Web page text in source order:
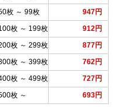
枚 ～ 99枚
947円
枚 ～ 199枚
912円
枚 ～ 299枚
877円
枚 ～ 399枚
762円
枚 ～ 499枚
727円
枚 ～
693円